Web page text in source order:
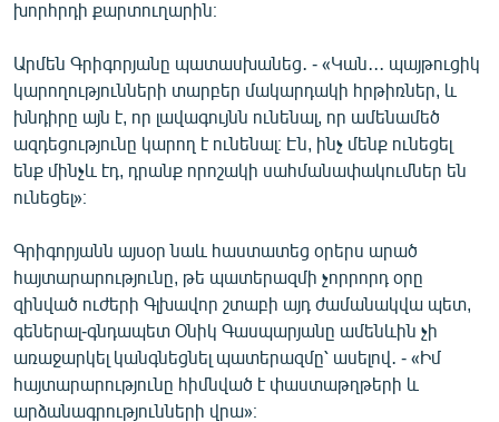
խորհրդի քարտուղարին։
Արմեն Գրիգորյանը պատասխանեց․ - «Կան․․․ պայթուցիկ
կարողությունների տարբեր մակարդակի հրթիռներ, և
խնդիրը այն է, որ լավագույնն ունենալ, որ ամենամեծ
ազդեցությունը կարող է ունենալ։ Էն, ինչ մենք ունեցել
ենք մինչև էդ, դրանք որոշակի սահմանափակումներ են
ունեցել»։
Գրիգորյանն այսօր նաև հաստատեց օրերս արած
հայտարարությունը, թե պատերազմի չորրորդ օրը
զինված ուժերի Գլխավոր շտաբի այդ ժամանակվա պետ,
գեներալ-գնդապետ Օնիկ Գասպարյանը ամենևին չի
առաջարկել կանգնեցնել պատերազմը՝ ասելով․ - «Իմ
հայտարարությունը հիմնված է փաստաթղթերի և
արձանագրությունների վրա»։